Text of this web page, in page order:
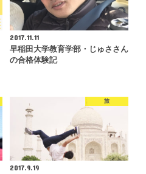
2017.11.11
早稲田大学教育学部・じゅささん
の合格体験記
旅
2017.9.19